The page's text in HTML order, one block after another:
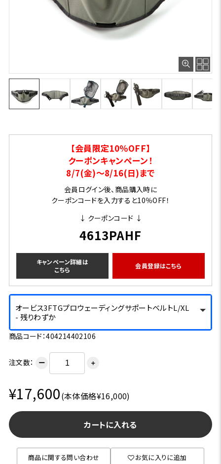
【会員限定10％OFF】
クーポンキャンペーン！
8/7(金)～8/16(日)まで
会員ログイン後、商品購入時に
クーポンコードを入力すると10％OFF！
↓ クーポンコード ↓
4613PAHF
キャンペーン詳細は
こちら
会員登録はこちら
オービス3FTGプロウェーディングサポートベルトL/XL
- 残りわずか
商品コード：404214402106
注文数： ー ＋
¥17,600(本体価格¥16,000)
カートに入れる
商品に関する問い合わせ お気に入りに追加